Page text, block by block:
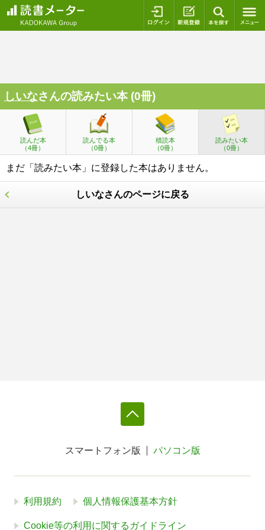
ログイン 新規登録
しいなさんの読みたい本 (0冊)
読んだ本
（4冊）
読んでる本
（0冊）
積読本
（0冊）
読みたい本
（0冊）
まだ「読みたい本」に登録した本はありません。
しいなさんのページに戻る
スマートフォン版 パソコン版
利用規約 個人情報保護基本方針
Cookie等の利用に関するガイドライン